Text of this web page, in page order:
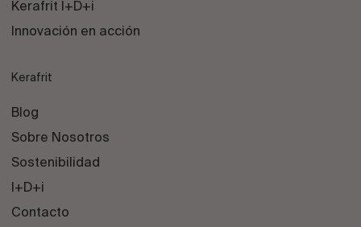
Kerafrit I+D+i
Innovación en acción
Kerafrit
Blog
Sobre Nosotros
Sostenibilidad
I+D+i
Contacto